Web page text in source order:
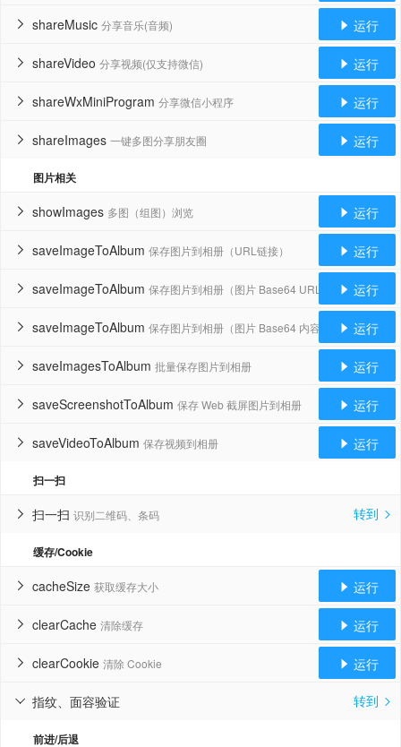
shareMusic 分享音乐(音频)
  运行
shareVideo 分享视频(仅支持微信)
  运行
shareWxMiniProgram 分享微信小程序
  运行
shareImages 一键多图分享朋友圈
  运行
图片相关
showImages 多图（组图）浏览
  运行
saveImageToAlbum 保存图片到相册（URL链接）
  运行
saveImageToAlbum 保存图片到相册（图片 Base64 URL）
  运行
saveImageToAlbum 保存图片到相册（图片 Base64 内容）
  运行
saveImagesToAlbum 批量保存图片到相册
  运行
saveScreenshotToAlbum 保存 Web 截屏图片到相册
  运行
saveVideoToAlbum 保存视频到相册
  运行
扫一扫
扫一扫 识别二维码、条码
 转到 
缓存/Cookie
cacheSize 获取缓存大小
  运行
clearCache 清除缓存
  运行
clearCookie 清除 Cookie
  运行
指纹、面容验证
 转到 
前进/后退